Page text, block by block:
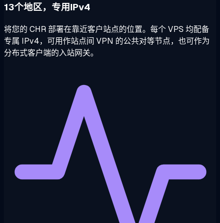
13个地区，专用IPv4
将您的 CHR 部署在靠近客户站点的位置。每个 VPS 均配备
专属 IPv4，可用作站点间 VPN 的公共对等节点，也可作为
分布式客户端的入站网关。